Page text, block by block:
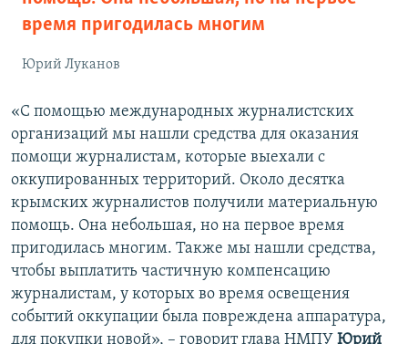
время пригодилась многим
Юрий Луканов
«С помощью международных журналистских
организаций мы нашли средства для оказания
помощи журналистам, которые выехали с
оккупированных территорий. Около десятка
крымских журналистов получили материальную
помощь. Она небольшая, но на первое время
пригодилась многим. Также мы нашли средства,
чтобы выплатить частичную компенсацию
журналистам, у которых во время освещения
событий оккупации была повреждена аппаратура,
для покупки новой», – говорит глава НМПУ Юрий